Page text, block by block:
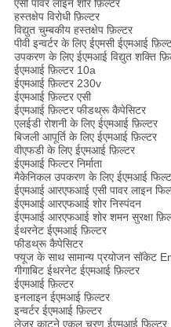
एसी पावर लाइन शोर फ़िल्टर
हस्तक्षेप विरोधी फ़िल्टर
विद्युत चुम्बकीय हस्तक्षेप फ़िल्टर
पीवी इन्वर्टर के लिए ईएमसी ईएमआई
उपकरण के लिए ईएमआई विद्युत शक्ति
ईएमआई फ़िल्टर 10a
ईएमआई फ़िल्टर 230v
ईएमआई फ़िल्टर एसी
ईएमआई फ़िल्टर फीडथ्रू कैपेसिटर
एलईडी रोशनी के लिए ईएमआई फ़िल्टर
बिजली आपूर्ति के लिए ईएमआई फ़िल्टर
वीएफडी के लिए ईएमआई फ़िल्टर
ईएमआई फिल्टर निर्माता
मैकेनिकल उपकरण के लिए ईएमआई
ईएमआई आरएफआई एसी पावर लाइन
ईएमआई आरएफआई शोर निस्पंदन
ईएमआई आरएफआई शोर शमन सुरक्षा
ईथरनेट ईएमआई फ़िल्टर
फीडथ्रू कैपेसिटर
फ्यूज के साथ सामान्य प्रयोजन सॉकेट
गीगाबिट ईथरनेट ईएमआई फ़िल्टर
ईएमआई फ़िल्टर
इनलाइन ईएमआई फ़िल्टर
इन्वर्टर ईएमआई फ़िल्टर
लेजर काटने एकल चरण ईएमआई फिल्टर